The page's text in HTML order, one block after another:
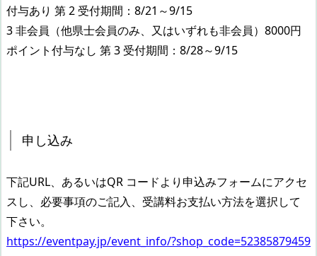
付与あり 第 2 受付期間：8/21～9/15
3 非会員（他県士会員のみ、又はいずれも非会員）8000円
ポイント付与なし 第 3 受付期間：8/28～9/15
申し込み
下記URL、あるいはQR コードより申込みフォームにアクセ
スし、必要事項のご記入、受講料お支払い方法を選択して
下さい。
https://eventpay.jp/event_info/?shop_code=52385879459